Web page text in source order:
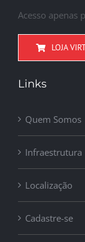
Acesso apenas
LOJA
Links
Quem Somos
Infraestrutura
Localização
Cadastre-se